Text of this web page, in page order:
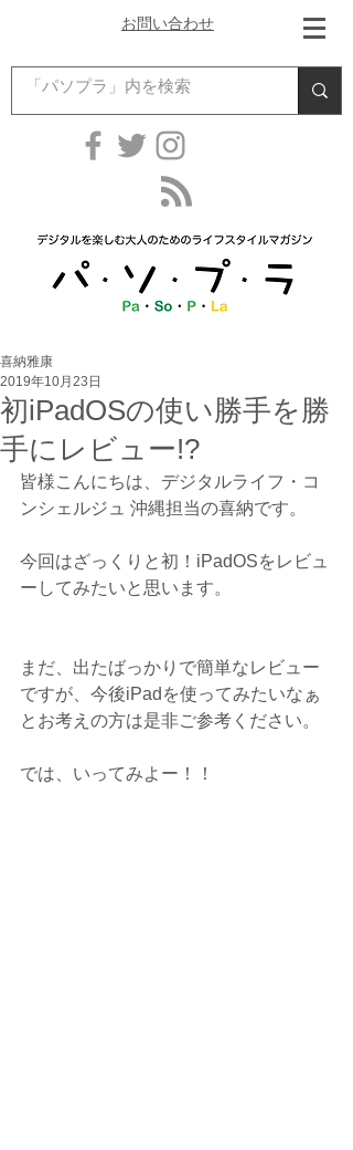
お問い合わせ
初iPadOSの使い勝手を勝
手にレビュー!?
喜納雅康
2019年10月23日
皆様こんにちは、デジタルライフ・コ
ンシェルジュ 沖縄担当の喜納です。
今回はざっくりと初！iPadOSをレビュ
ーしてみたいと思います。
まだ、出たばっかりで簡単なレビュー
ですが、今後iPadを使ってみたいなぁ
とお考えの方は是非ご参考ください。
では、いってみよー！！